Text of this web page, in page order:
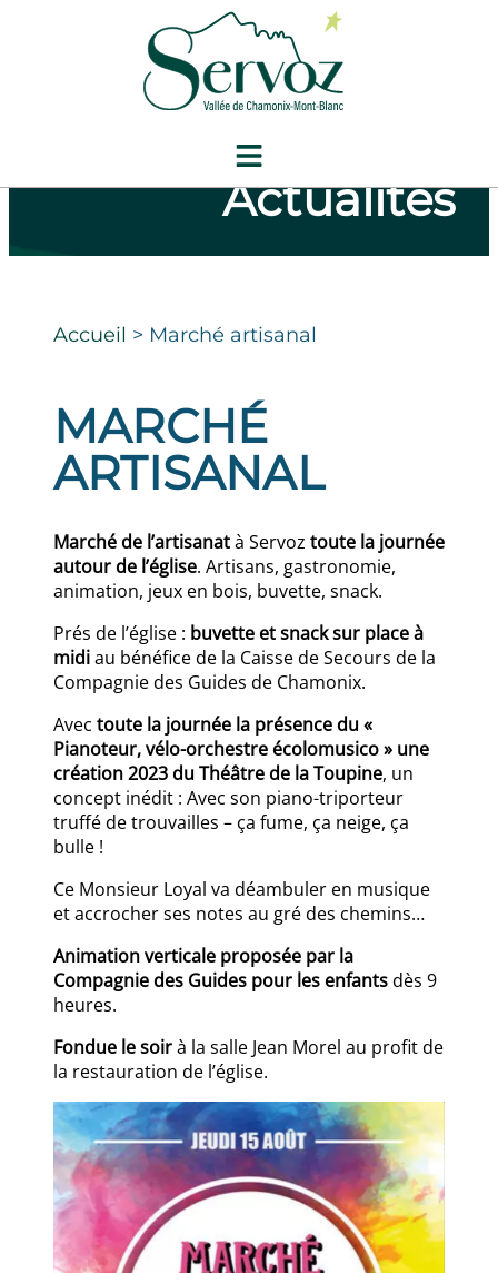
Actualités
Accueil > Marché artisanal
MARCHÉ
ARTISANAL
Marché de l’artisanatà Servoz toute la journée
autour de l’église. Artisans, gastronomie,
animation, jeux en bois, buvette, snack.
Prés de l’église : buvette et snack sur place à
midiau bénéfice de la Caisse de Secours de la
Compagnie des Guides de Chamonix.
Avec toute la journée la présence du «
Pianoteur, vélo-orchestre écolomusico » une
création 2023 du Théâtre de la Toupine, un
concept inédit : Avec son piano-triporteur
truffé de trouvailles – ça fume, ça neige, ça
bulle !
Ce Monsieur Loyal va déambuler en musique
et accrocher ses notes au gré des chemins…
Animation verticale proposée par la
Compagnie des Guides pour les enfantsdès 9
heures.
Fondue le soirà la salle Jean Morel au profit de
la restauration de l’église.